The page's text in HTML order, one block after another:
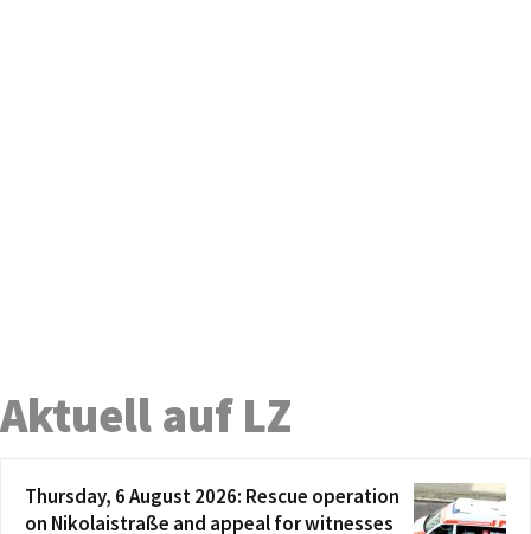
Aktuell auf LZ
Thursday, 6 August 2026: Rescue operation
on Nikolaistraße and appeal for witnesses